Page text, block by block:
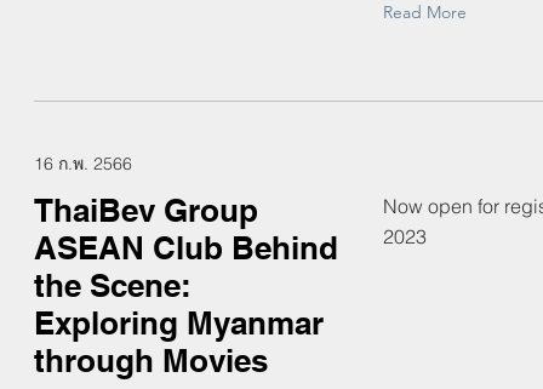
Read More
16 ก.พ. 2566
ThaiBev Group
ASEAN Club Behind
the Scene:
Exploring Myanmar
through Movies
Now open for
2023